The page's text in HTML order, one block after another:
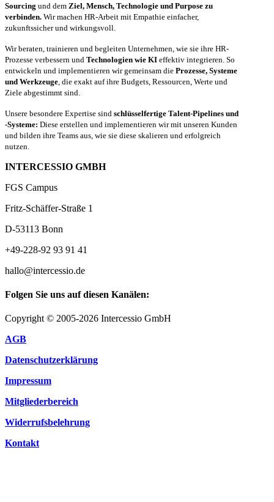
Sourcing und dem Ziel, Mensch, Technologie und Purpose zu
verbinden. Wir machen HR-Arbeit mit Empathie einfacher,
zukunftssicher und wirkungsvoll.
Wir beraten, trainieren und begleiten Unternehmen, wie sie ihre HR-
Prozesse verbessern und Technologien wie KI effektiv integrieren. So
entwickeln und implementieren wir gemeinsam die Prozesse, Systeme
und Werkzeuge , die exakt auf ihre Budgets, Ressourcen, Werte und
Ziele abgestimmt sind.
Unsere besondere Expertise sind schlüsselfertige Talent-Pipelines und
-Systeme: Diese erstellen und implementieren wir mit unseren Kunden
und bilden ihre Teams aus, wie sie diese skalieren und erfolgreich
nutzen.
INTERCESSIO GMBH
FGS Campus
Fritz-Schäffer-Straße 1
D-53113 Bonn
+49-228-92 93 91 41
hallo@intercessio.de
Folgen Sie uns auf diesen Kanälen:
Copyright © 2005-2026 Intercessio GmbH
AGB
Datenschutzerklärung
Impressum
Mitgliederbereich
Widerrufsbelehrung
Kontakt